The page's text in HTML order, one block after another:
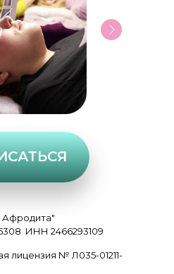
ИНН 2466293109
лицензия № Л035-01211-